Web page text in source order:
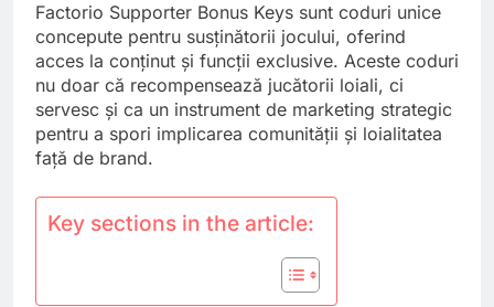
Factorio Supporter Bonus Keys sunt coduri unice
concepute pentru susținătorii jocului, oferind
acces la conținut și funcții exclusive. Aceste coduri
nu doar că recompensează jucătorii loiali, ci
servesc și ca un instrument de marketing strategic
pentru a spori implicarea comunității și loialitatea
față de brand.
Key sections in the article: